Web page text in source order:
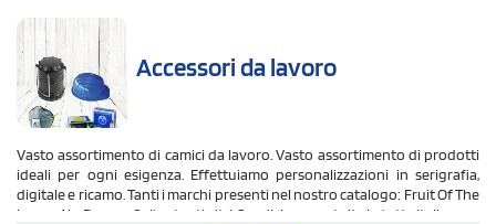
Accessori da lavoro
Vasto assortimento di camici da lavoro. Vasto assortimento di prodotti
ideali per ogni esigenza. Effettuiamo personalizzazioni in serigrafia,
digitale e ricamo. Tanti i marchi presenti nel nostro catalogo: Fruit Of The
Loom, Ale, Payper, Sol's e tanti altri. Spedizione gratuita in tutta Italia.